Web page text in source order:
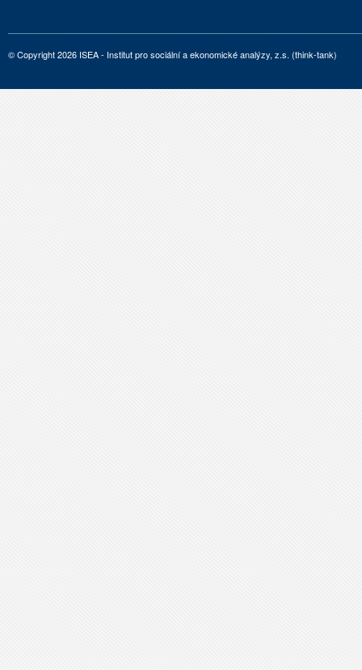
© Copyright 2026 ISEA - Institut pro sociální a ekonomické analýzy, z.s. (think-tank)